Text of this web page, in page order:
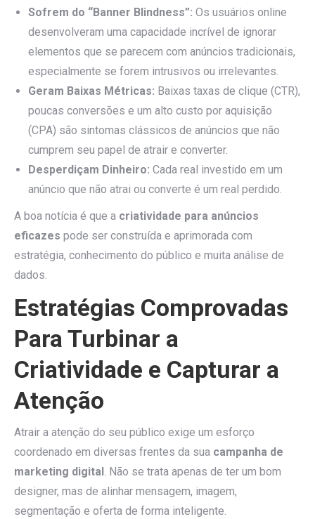
Sofrem do “Banner Blindness”: Os usuários online
desenvolveram uma capacidade incrível de ignorar
elementos que se parecem com anúncios tradicionais,
especialmente se forem intrusivos ou irrelevantes.
Geram Baixas Métricas: Baixas taxas de clique (CTR),
poucas conversões e um alto custo por aquisição
(CPA) são sintomas clássicos de anúncios que não
cumprem seu papel de atrair e converter.
Desperdiçam Dinheiro: Cada real investido em um
anúncio que não atrai ou converte é um real perdido.
A boa notícia é que a criatividade para anúncios
eficazes pode ser construída e aprimorada com
estratégia, conhecimento do público e muita análise de
dados.
Estratégias Comprovadas
Para Turbinar a
Criatividade e Capturar a
Atenção
Atrair a atenção do seu público exige um esforço
coordenado em diversas frentes da sua campanha de
marketing digital. Não se trata apenas de ter um bom
designer, mas de alinhar mensagem, imagem,
segmentação e oferta de forma inteligente.